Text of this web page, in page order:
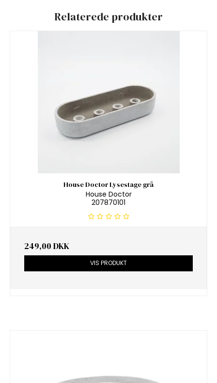
Relaterede produkter
House Doctor Lysestage grå
House Doctor
207870101
249,00 DKK
VIS PRODUKT